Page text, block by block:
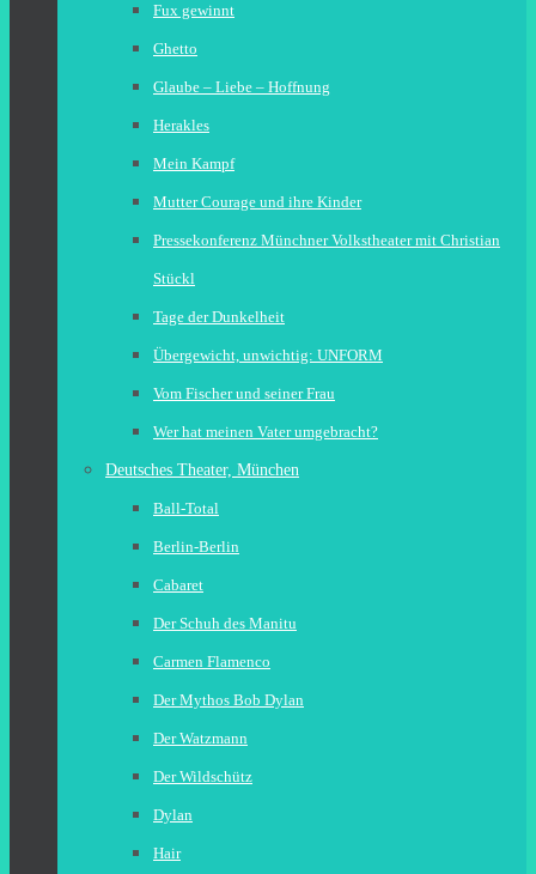
Fux gewinnt
Ghetto
Glaube – Liebe – Hoffnung
Herakles
Mein Kampf
Mutter Courage und ihre Kinder
Pressekonferenz Münchner Volkstheater mit Christian
Stückl
Tage der Dunkelheit
Übergewicht, unwichtig: UNFORM
Vom Fischer und seiner Frau
Wer hat meinen Vater umgebracht?
Deutsches Theater, München
Ball-Total
Berlin-Berlin
Cabaret
Der Schuh des Manitu
Carmen Flamenco
Der Mythos Bob Dylan
Der Watzmann
Der Wildschütz
Dylan
Hair